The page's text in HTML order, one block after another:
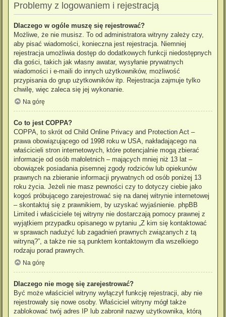
Problemy z logowaniem i rejestracją
Dlaczego w ogóle muszę się rejestrować?
Możliwe, że nie musisz. To od administratora witryny zależy czy,
aby pisać wiadomości, konieczna jest rejestracja. Niemniej
rejestracja umożliwia dostęp do dodatkowych funkcji niedostępnych
dla gości, takich jak własny awatar, wysyłanie prywatnych
wiadomości i e-maili do innych użytkowników, możliwość
przypisania do grup użytkowników itp. Rejestracja zajmuje tylko
chwilę, więc zaleca się jej wykonanie.
Na górę
Co to jest COPPA?
COPPA, to skrót od Child Online Privacy and Protection Act –
prawa obowiązującego od 1998 roku w USA, nakładającego na
właścicieli stron internetowych, które potencjalnie mogą zbierać
informacje od osób małoletnich – mających mniej niż 13 lat –
obowiązek posiadania pisemnej zgody rodziców lub opiekunów
prawnych na zbieranie informacji prywatnych od osób poniżej 13
roku życia. Jeżeli nie masz pewności czy to dotyczy ciebie jako
kogoś próbującego zarejestrować się na danej witrynie internetowej
– skontaktuj się z prawnikiem, by uzyskać wyjaśnienie. phpBB
Limited i właściciele tej witryny nie dostarczają pomocy prawnej z
wyjątkiem przypadku opisanego w pytaniu „Z kim się kontaktować
w sprawach nadużyć lub zagadnień prawnych związanych z tą
witryną?”, a także nie są punktem kontaktowym dla wszelkiego
rodzaju porad prawnych.
Na górę
Dlaczego nie mogę się zarejestrować?
Być może właściciel witryny wyłączył funkcję rejestracji, aby nie
rejestrowały się nowe osoby. Właściciel witryny mógł także
zablokować twój adres IP lub zabronił nazwy użytkownika, którą